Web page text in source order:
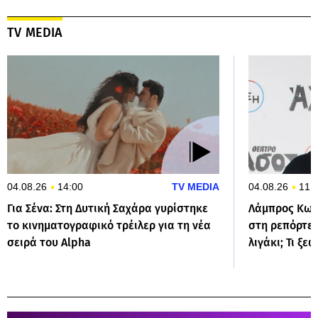
TV MEDIA
04.08.26 14:00 TV MEDIA
Για Σένα: Στη Δυτική Σαχάρα γυρίστηκε
το κινηματογραφικό τρέιλερ για τη νέα
σειρά του Alpha
04.08.26
Λάμπρος
στη
λιγάκι; Τι